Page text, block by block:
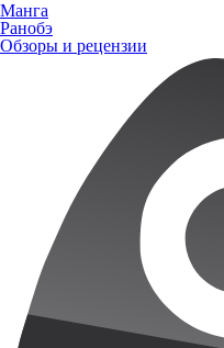
Манга
Ранобэ
Обзоры и рецензии